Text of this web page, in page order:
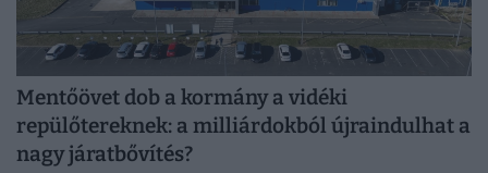
Mentőövet dob a kormány a vidéki
repülőtereknek: a milliárdokból újraindulhat a
nagy járatbővítés?